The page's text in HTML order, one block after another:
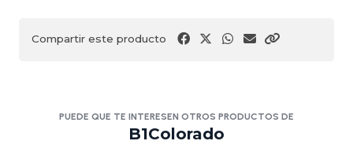
Compartir este producto
PUEDE QUE TE INTERESEN OTROS PRODUCTOS DE
B1Colorado